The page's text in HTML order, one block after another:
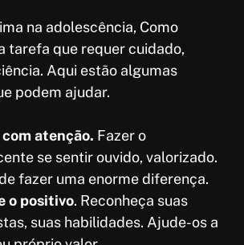
na adolescência, Como
tarefa que requer cuidado,
Aqui estão algumas
podem ajudar.
atenção. Fazer o
se sentir ouvido, valorizado.
fazer uma enorme diferença.
o positivo. Reconheça suas
suas habilidades. Ajude-os a